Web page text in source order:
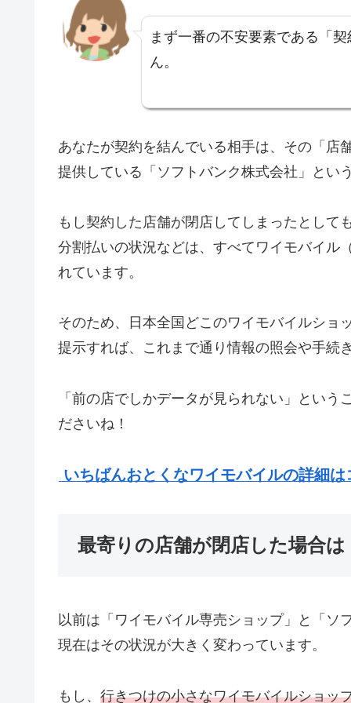
まず一番の不安要素である「
ん。
あなたが契約を結んでいる相手は、その「店
提供している「ソフトバンク株式会社」とい
もし契約した店舗が閉店してしまったとして
分割払いの状況などは、すべてワイモバイル
れています。
そのため、日本全国どこのワイモバイルショ
提示すれば、これまで通り情報の照会や手続
「前の店でしかデータが見られない」とい
ださいね！
いちばんおとくなワイモバイルの詳細は
最寄りの店舗が閉店した場合
以前は「ワイモバイル専売ショップ」と「ソ
現在はその状況が大きく変わっています。
もし、 行きつけの小さなワイモバイルショッ